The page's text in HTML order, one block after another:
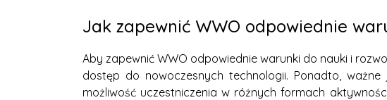
Jak zapewnić WWO odpowiednie
Aby zapewnić WWO odpowiednie warunki do nauki i
dostęp do nowoczesnych technologii. Ponadto,
możliwość uczestniczenia w różnych formach